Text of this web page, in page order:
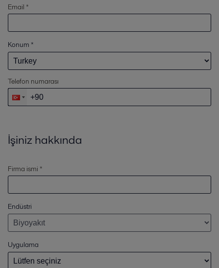
Email *
Konum *
Telefon numarası
İşiniz hakkında
Firma ismi *
Endüstri
Uygulama